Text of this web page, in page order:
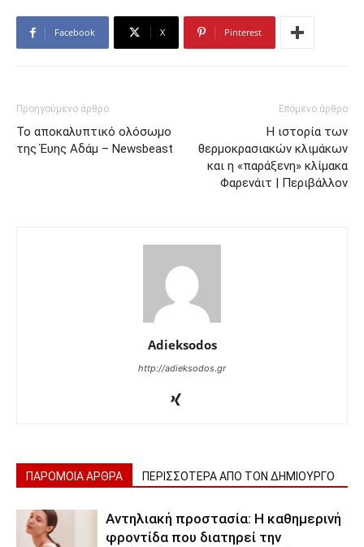
Facebook X Pinterest
Προηγούμενο άρθρο
Το αποκαλυπτικό ολόσωμο
της Έυης Αδάμ – Newsbeast
Επόμενο άρθρο
Η ιστορία των
θερμοκρασιακών κλιμάκων
και η «παράξενη» κλίμακα
Φαρενάιτ | Περιβάλλον
Adieksodos
http://adieksodos.gr
ΠΑΡΟΜΟΙΑ ΑΡΘΡΑ ΠΕΡΙΣΣΟΤΕΡΑ ΑΠΟ ΤΟΝ ΔΗΜΙΟΥΡΓΟ
Αντηλιακή προστασία: Η καθημερινή
φροντίδα που διατηρεί την